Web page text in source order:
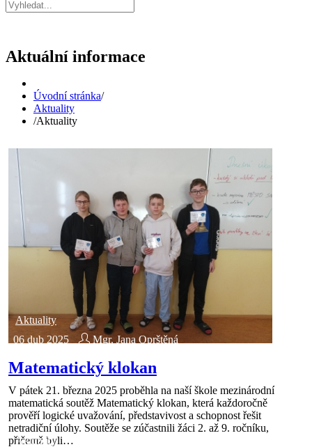
Aktuální informace
Úvodní stránka/
Aktuality
/Aktuality
Aktuality
06 dub 2025
Mgr. Jana Oprštěná
Matematický klokan
V pátek 21. března 2025 proběhla na naší škole mezinárodní
matematická soutěž Matematický klokan, která každoročně
prověří logické uvažování, představivost a schopnost řešit
netradiční úlohy. Soutěže se zúčastnili žáci 2. až 9. ročníku,
přičemž byli…
Aktuality